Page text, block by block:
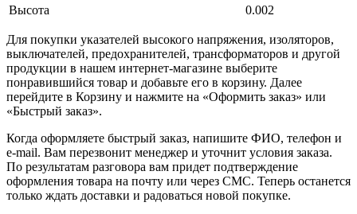
Высота
0.002
Для покупки указателей высокого напряжения, изоляторов,
выключателей, предохранителей, трансформаторов и другой
продукции в нашем интернет-магазине выберите
понравившийся товар и добавьте его в корзину. Далее
перейдите в Корзину и нажмите на «Оформить заказ» или
«Быстрый заказ».
Когда оформляете быстрый заказ, напишите ФИО, телефон и
e-mail. Вам перезвонит менеджер и уточнит условия заказа.
По результатам разговора вам придет подтверждение
оформления товара на почту или через СМС. Теперь останется
только ждать доставки и радоваться новой покупке.